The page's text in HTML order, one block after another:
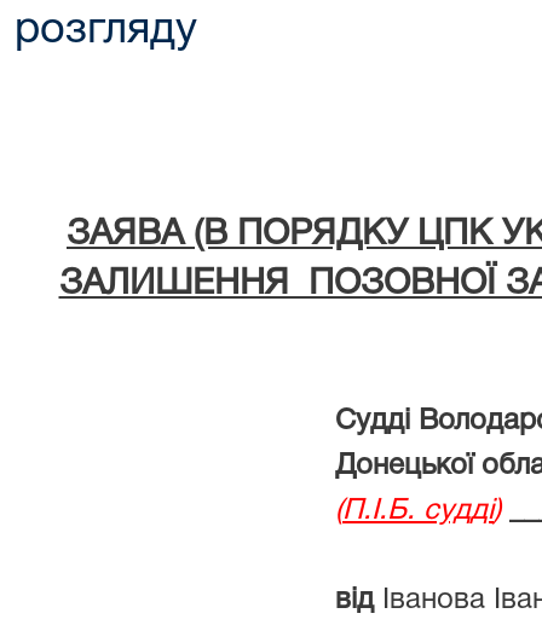
розгляду
ЗАЯВА (В ПОРЯДКУ
ЗАЛИШЕННЯ ПОЗОВНОЇ
Судді
Донецької
(П.І.Б. судді)
відІванова